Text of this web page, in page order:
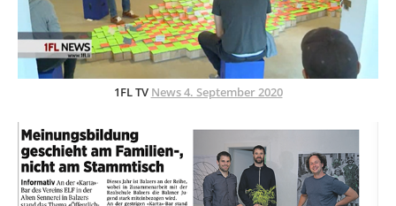
1FL TV​​​​​​​ News 4. September 2020